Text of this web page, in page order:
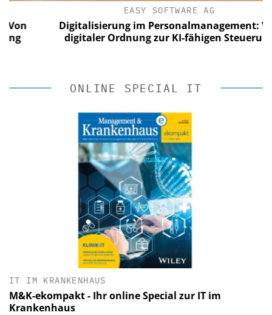
EASY SOFTWARE AG
Digitalisierung im Personalmanagement: Von
digitaler Ordnung zur KI-fähigen Steuerung
ONLINE SPECIAL IT
IT IM KRANKENHAUS
M&K-ekompakt - Ihr online Special zur IT im
Krankenhaus